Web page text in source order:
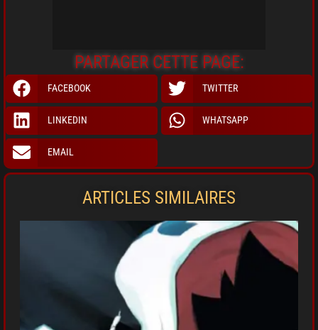
PARTAGER CETTE PAGE:
FACEBOOK TWITTER
LINKEDIN WHATSAPP
EMAIL
ARTICLES SIMILAIRES